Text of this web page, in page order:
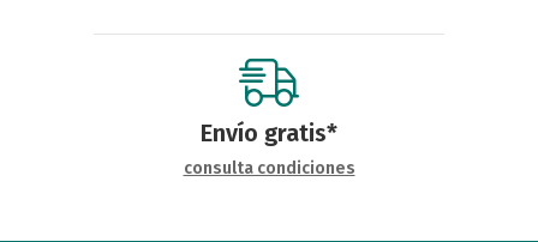
Envío gratis*
consulta condiciones